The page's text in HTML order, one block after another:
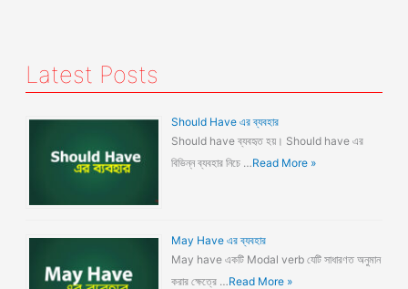
Latest Posts
Should Have এর ব্যবহার
Should have ব্যবহৃত হয়। Should have এর
বিভিন্ন ব্যবহার নিচে …Read More »
May Have এর ব্যবহার
May have একটি Modal verb যেটি সাধারণত অনুমান
করার ক্ষেত্রে …Read More »